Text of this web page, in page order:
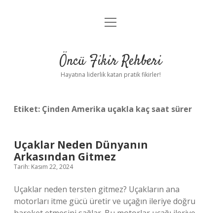
Anasayfa
Yasal Uyarı
menüyü
Öncü Fikir Rehberi
Hayatına liderlik katan pratik fikirler!
Etiket: Çinden Amerika uçakla kaç saat sürer
Uçaklar Neden Dünyanın
Arkasından Gitmez
Tarih: Kasım 22, 2024
Uçaklar neden tersten gitmez? Uçakların ana
motorları itme gücü üretir ve uçağın ileriye doğru